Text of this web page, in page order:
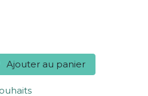
Ajouter au panier